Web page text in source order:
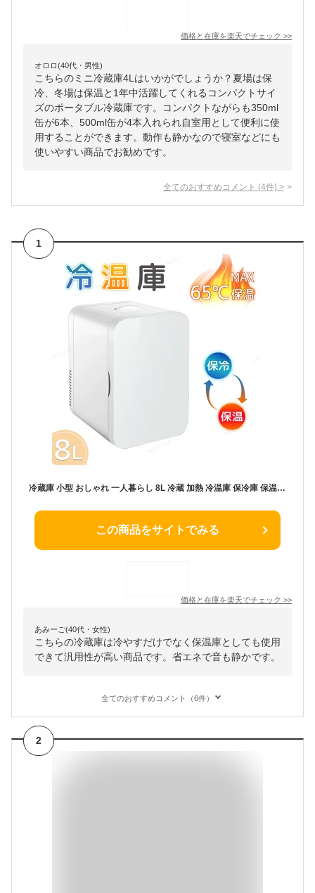
価格と在庫を楽天でチェック >>
オロロ(40代・男性)
こちらのミニ冷蔵庫4Lはいかがでしょうか？夏場は保
冷、冬場は保温と1年中活躍してくれるコンパクトサイ
ズのポータブル冷蔵庫です。コンパクトながらも350ml
缶が6本、500ml缶が4本入れられ自室用として便利に使
用することができます。動作も静かなので寝室などにも
使いやすい商品でお勧めです。
全てのおすすめコメント (4件) >
1
冷蔵庫 小型 おしゃれ 一人暮らし 8L 冷蔵 加熱 冷温庫 保冷庫 保温庫 省エネ 保冷保温 ミニ冷蔵庫 半導体チップ 家庭用 車載用 小型冷温庫 保温庫 ポータブル 低騒音 加熟 冷却 アウトドア 室内 持ち運び便利 ギフト プレゼント
この商品をサイトでみる
価格と在庫を楽天でチェック >>
あみーご(40代・女性)
こちらの冷蔵庫は冷やすだけでなく保温庫としても使用
できて汎用性が高い商品です。省エネで音も静かです。
全てのおすすめコメント（6件）
2